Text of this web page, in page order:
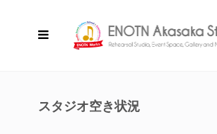
スタジオ空き状況